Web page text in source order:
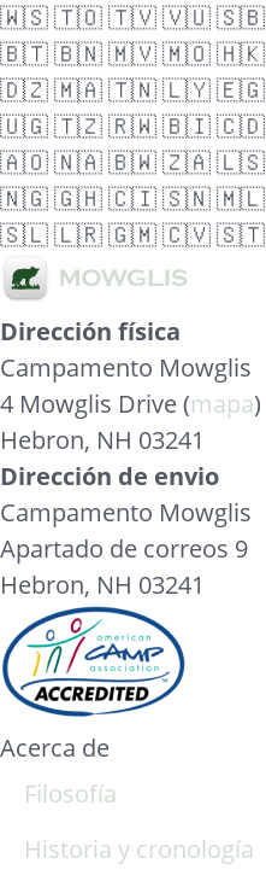
🇼🇸🇹🇴🇹🇻🇻🇺🇸🇧
🇧🇹🇧🇳🇲🇻🇲🇴🇭🇰
🇩🇿🇲🇦🇹🇳🇱🇾🇪🇬
🇺🇬🇹🇿🇷🇼🇧🇮🇨🇩
🇦🇴🇳🇦🇧🇼🇿🇦🇱🇸
🇳🇬🇬🇭🇨🇮🇸🇳🇲🇱
🇸🇱🇱🇷🇬🇲🇨🇻🇸🇹
Dirección física
Campamento Mowglis
4 Mowglis Drive (mapa)
Hebron, NH 03241
Dirección de envio
Campamento Mowglis
Apartado de correos 9
Hebron, NH 03241
Acerca de
Filosofía
Historia y cronología